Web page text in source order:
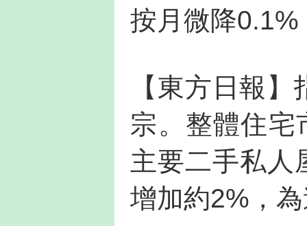
按月微降
【東方日報
宗。整體住宅
主要二手私人
增加約2%，